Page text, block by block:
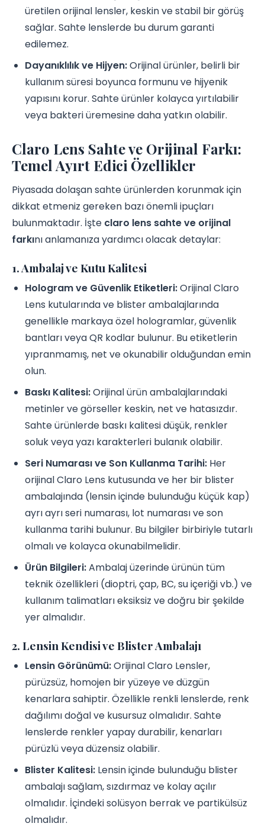
üretilen orijinal lensler, keskin ve stabil bir görüş
sağlar. Sahte lenslerde bu durum garanti
edilemez.
Dayanıklılık ve Hijyen:Orijinal ürünler, belirli bir
kullanım süresi boyunca formunu ve hijyenik
yapısını korur. Sahte ürünler kolayca yırtılabilir
veya bakteri üremesine daha yatkın olabilir.
Claro Lens Sahte ve Orijinal Farkı:
Temel Ayırt Edici Özellikler
Piyasada dolaşan sahte ürünlerden korunmak için
dikkat etmeniz gereken bazı önemli ipuçları
bulunmaktadır. İşte claro lens sahte ve orijinal
farkını anlamanıza yardımcı olacak detaylar:
1. Ambalaj ve Kutu Kalitesi
Hologram ve Güvenlik Etiketleri:Orijinal Claro
Lens kutularında ve blister ambalajlarında
genellikle markaya özel hologramlar, güvenlik
bantları veya QR kodlar bulunur. Bu etiketlerin
yıpranmamış, net ve okunabilir olduğundan emin
olun.
Baskı Kalitesi:Orijinal ürün ambalajlarındaki
metinler ve görseller keskin, net ve hatasızdır.
Sahte ürünlerde baskı kalitesi düşük, renkler
soluk veya yazı karakterleri bulanık olabilir.
Seri Numarası ve Son Kullanma Tarihi: Her
orijinal Claro Lens kutusunda ve her bir blister
ambalajında (lensin içinde bulunduğu küçük kap)
ayrı ayrı seri numarası, lot numarası ve son
kullanma tarihi bulunur. Bu bilgiler birbiriyle tutarlı
olmalı ve kolayca okunabilmelidir.
Ürün Bilgileri:Ambalaj üzerinde ürünün tüm
teknik özellikleri (dioptri, çap, BC, su içeriği vb.) ve
kullanım talimatları eksiksiz ve doğru bir şekilde
yer almalıdır.
2. Lensin Kendisi ve Blister Ambalajı
Lensin Görünümü:Orijinal Claro Lensler,
pürüzsüz, homojen bir yüzeye ve düzgün
kenarlara sahiptir. Özellikle renkli lenslerde, renk
dağılımı doğal ve kusursuz olmalıdır. Sahte
lenslerde renkler yapay durabilir, kenarları
pürüzlü veya düzensiz olabilir.
Blister Kalitesi: Lensin içinde bulunduğu blister
ambalajı sağlam, sızdırmaz ve kolay açılır
olmalıdır. İçindeki solüsyon berrak ve partikülsüz
olmalıdır.